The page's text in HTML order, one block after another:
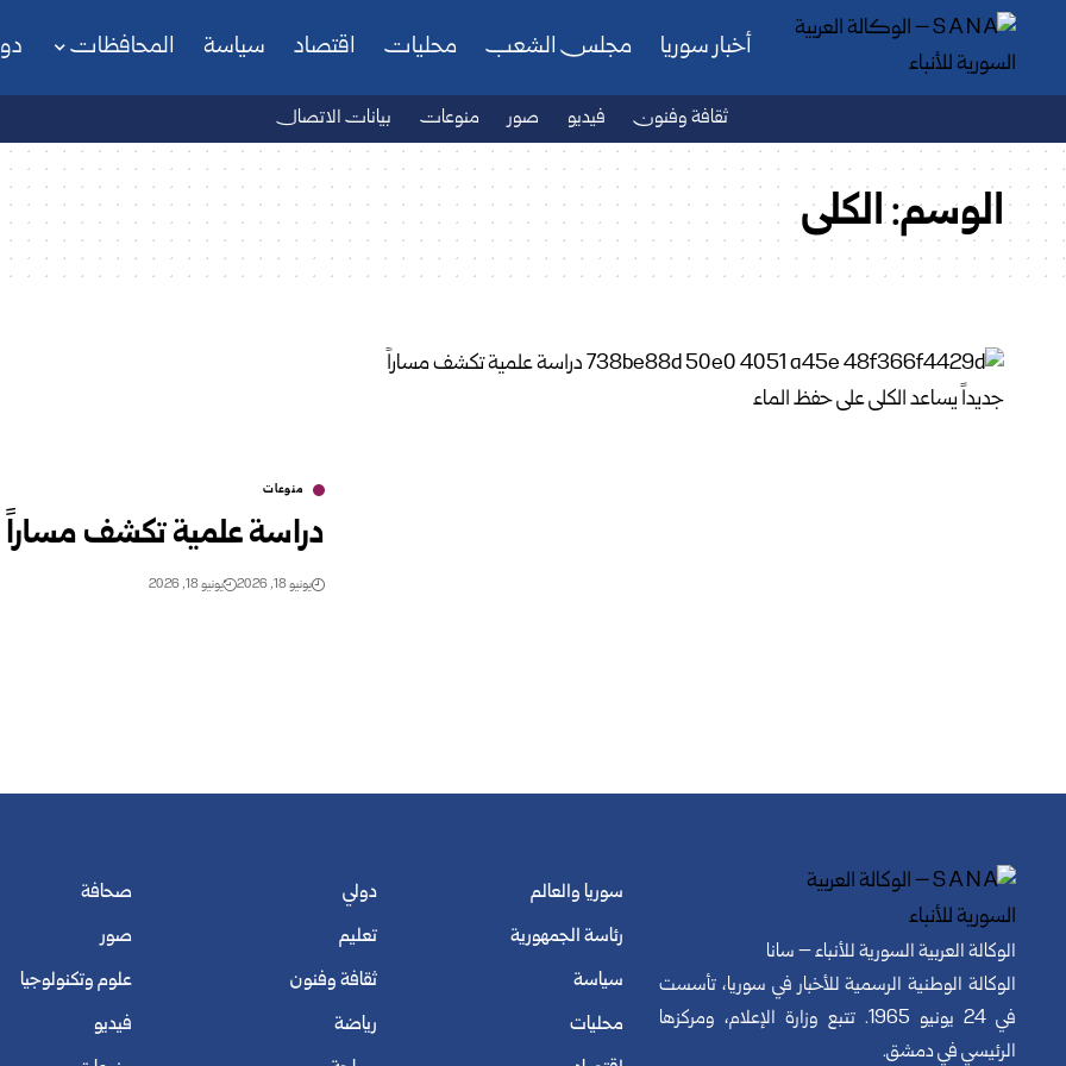
أخبار سوريا مجلس الشعب محليات اقتصاد سياسة المحافظات
ثقافة وفنون فيديو صور منوعات بيانات الاتصال
الوسم:الكلى
منوعات
دراسة علمية تكشف مساراً
يونيو 18, 2026 يونيو 18, 2026
الوكالة العربية السورية للأنباء – سانا
الوكالة الوطنية الرسمية للأخبار في سوريا، تأسست
في 24 يونيو 1965. تتبع وزارة الإعلام، ومركزها
الرئيسي في دمشق.
سوريا والعالم
رئاسة الجمهورية
سياسة
محليات
دولي
تعليم
ثقافة وفنون
رياضة
صحافة
صور
علوم وتكنولوجيا
فيديو